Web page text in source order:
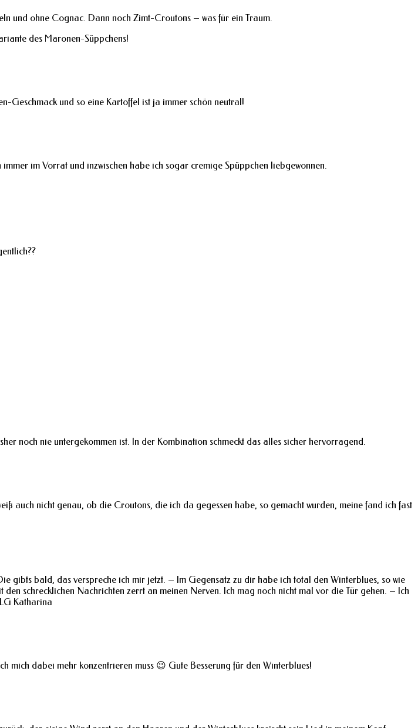
und ohne Cognac. Dann noch Zimt-Croutons – was für ein Traum.
des Maronen-Süppchens!
und so eine Kartoffel ist ja immer schön neutral!
im Vorrat und inzwischen habe ich sogar cremige Spüppchen liebgewonnen.
noch nie untergekommen ist. In der Kombination schmeckt das alles sicher hervorragend.
auch nicht genau, ob die Croutons, die ich da gegessen habe, so gemacht wurden, meine fand ich fast
gibts bald, das verspreche ich mir jetzt. – Im Gegensatz zu dir habe ich total den Winterblues, so wie
schrecklichen Nachrichten zerrt an meinen Nerven. Ich mag noch nicht mal vor die Tür gehen. – Ich
Katharina
mich dabei mehr konzentrieren muss 😉 Gute Besserung für den Winterblues!